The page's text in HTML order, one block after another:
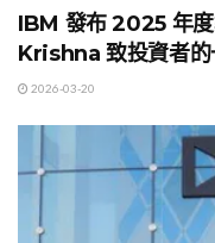
IBM 發布 2025 年
Krishna 致投資者的
2026-03-20